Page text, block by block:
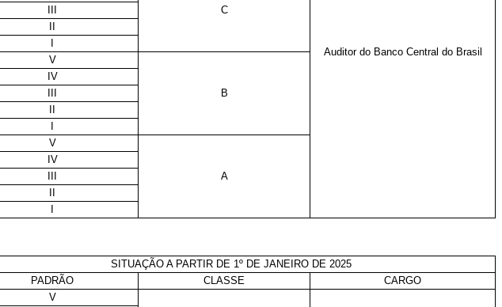
Auditor do Banco Central do Brasil
C
V
B
IV
V
A
IV
SITUAÇÃO A PARTIR DE 1º DE JANEIRO DE 2025
PADRÃO CLASSE CARGO
V